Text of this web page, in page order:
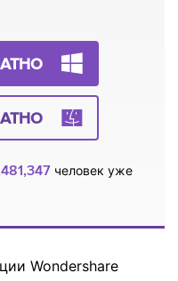
человек уже
Wondershare